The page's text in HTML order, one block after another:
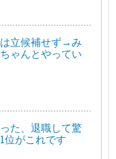
は立候補せず→み
ゃんとやってい
た、退職して驚
位がこれです